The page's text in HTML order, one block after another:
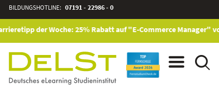
BILDUNGSHOTLINE: 07191 - 22986 - 0
der Woche: 25% Rabatt auf "E-Commerce Manager"